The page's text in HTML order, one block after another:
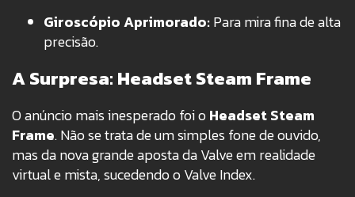
Giroscópio Aprimorado:Para mira fina de alta
precisão.
A Surpresa: Headset Steam Frame
O anúncio mais inesperado foi oHeadset Steam
Frame. Não se trata de um simples fone de ouvido,
mas da nova grande aposta da Valve em realidade
virtual e mista, sucedendo o Valve Index.